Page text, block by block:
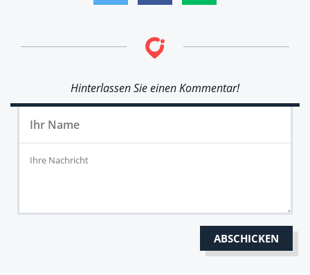
Hinterlassen Sie einen Kommentar!